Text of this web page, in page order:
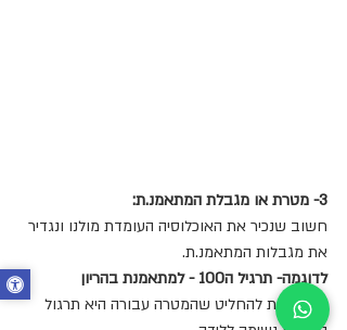
3- מטרת או מגבלת המתאמנ.ת:
חשוב שנכיר את האוכלוסיה העומדת מולנו ונגדיר
את מגבלות המתאמנ.ת.
לדוגמה- תרגיל ה100 - למתאמנת בהריון
אנו יכולות להחליט שהמטרה עבורה היא תרגול